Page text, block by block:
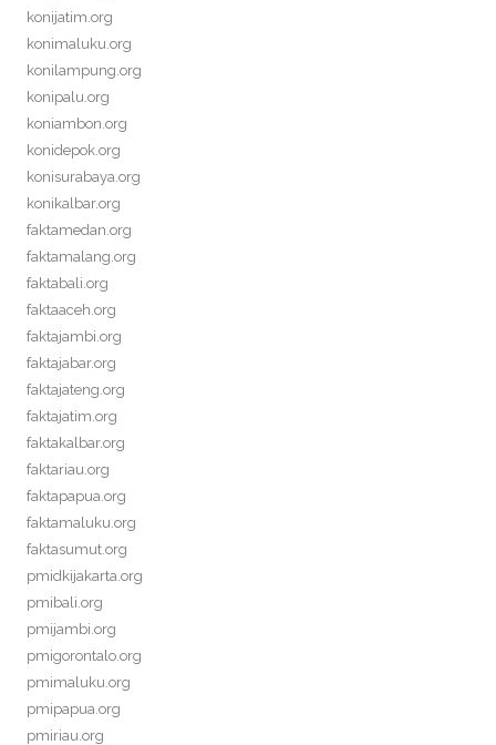
konijatim.org
konimaluku.org
konilampung.org
konipalu.org
koniambon.org
konidepok.org
konisurabaya.org
konikalbar.org
faktamedan.org
faktamalang.org
faktabali.org
faktaaceh.org
faktajambi.org
faktajabar.org
faktajateng.org
faktajatim.org
faktakalbar.org
faktariau.org
faktapapua.org
faktamaluku.org
faktasumut.org
pmidkijakarta.org
pmibali.org
pmijambi.org
pmigorontalo.org
pmimaluku.org
pmipapua.org
pmiriau.org